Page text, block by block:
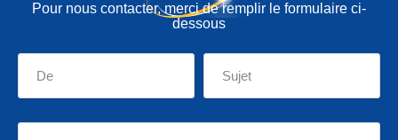
Pour nous contacter, merci de remplir le formulaire ci-
dessous